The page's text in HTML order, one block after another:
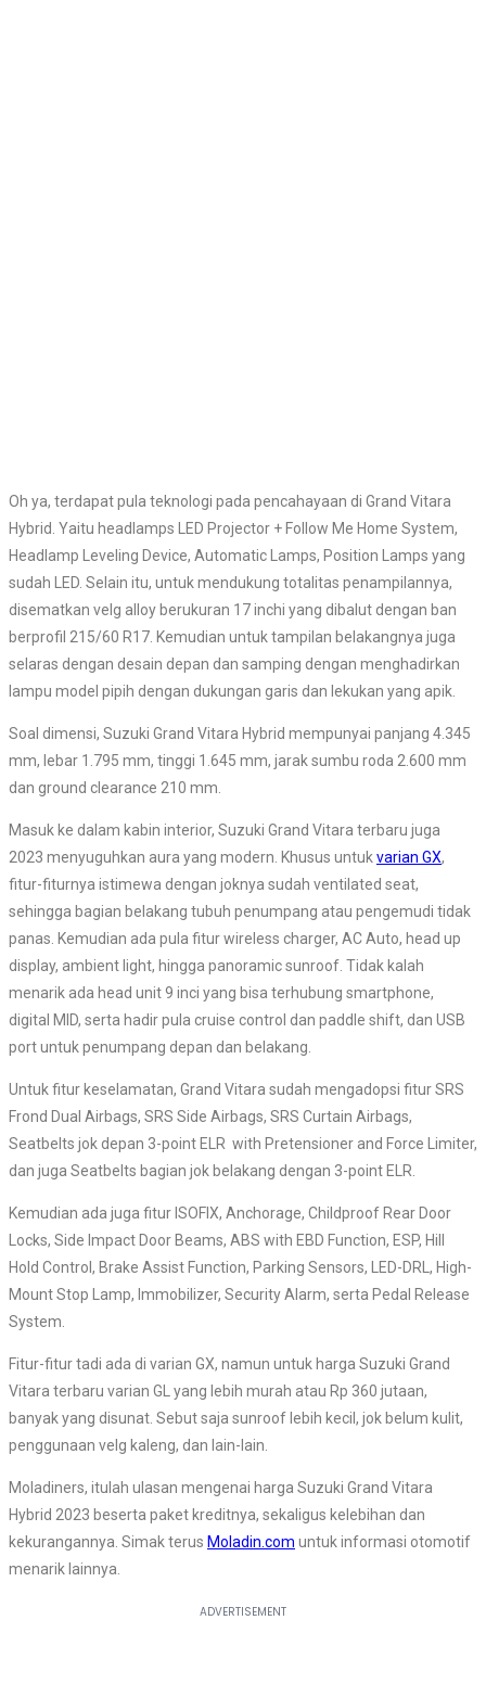
Oh ya, terdapat pula teknologi pada pencahayaan di Grand Vitara
Hybrid. Yaitu headlamps LED Projector + Follow Me Home System,
Headlamp Leveling Device, Automatic Lamps, Position Lamps yang
sudah LED. Selain itu, untuk mendukung totalitas penampilannya,
disematkan velg alloy berukuran 17 inchi yang dibalut dengan ban
berprofil 215/60 R17. Kemudian untuk tampilan belakangnya juga
selaras dengan desain depan dan samping dengan menghadirkan
lampu model pipih dengan dukungan garis dan lekukan yang apik.
Soal dimensi, Suzuki Grand Vitara Hybrid mempunyai panjang 4.345
mm, lebar 1.795 mm, tinggi 1.645 mm, jarak sumbu roda 2.600 mm
dan ground clearance 210 mm.
Masuk ke dalam kabin interior, Suzuki Grand Vitara terbaru juga
2023 menyuguhkan aura yang modern. Khusus untukvarian GX,
fitur-fiturnya istimewa dengan joknya sudah ventilated seat,
sehingga bagian belakang tubuh penumpang atau pengemudi tidak
panas. Kemudian ada pula fitur wireless charger, AC Auto, head up
display, ambient light, hingga panoramic sunroof. Tidak kalah
menarik ada head unit 9 inci yang bisa terhubung smartphone,
digital MID, serta hadir pula cruise control dan paddle shift, dan USB
port untuk penumpang depan dan belakang.
Untuk fitur keselamatan, Grand Vitara sudah mengadopsi fitur SRS
Frond Dual Airbags, SRS Side Airbags, SRS Curtain Airbags,
Seatbelts jok depan 3-point ELR with Pretensioner and Force Limiter,
dan juga Seatbelts bagian jok belakang dengan 3-point ELR.
Kemudian ada juga fitur ISOFIX, Anchorage, Childproof Rear Door
Locks, Side Impact Door Beams, ABS with EBD Function, ESP, Hill
Hold Control, Brake Assist Function, Parking Sensors, LED-DRL, High-
Mount Stop Lamp, Immobilizer, Security Alarm, serta Pedal Release
System.
Fitur-fitur tadi ada di varian GX, namun untuk harga Suzuki Grand
Vitara terbaru varian GL yang lebih murah atau Rp 360 jutaan,
banyak yang disunat. Sebut saja sunroof lebih kecil, jok belum kulit,
penggunaan velg kaleng, dan lain-lain.
Moladiners, itulah ulasan mengenai harga Suzuki Grand Vitara
Hybrid 2023 beserta paket kreditnya, sekaligus kelebihan dan
kekurangannya. Simak terus Moladin.com untuk informasi otomotif
menarik lainnya.